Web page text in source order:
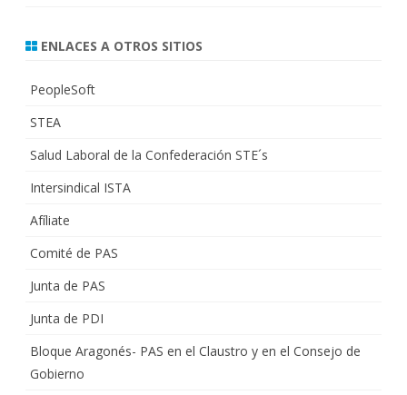
ENLACES A OTROS SITIOS
PeopleSoft
STEA
Salud Laboral de la Confederación STE´s
Intersindical ISTA
Afíliate
Comité de PAS
Junta de PAS
Junta de PDI
Bloque Aragonés- PAS en el Claustro y en el Consejo de
Gobierno